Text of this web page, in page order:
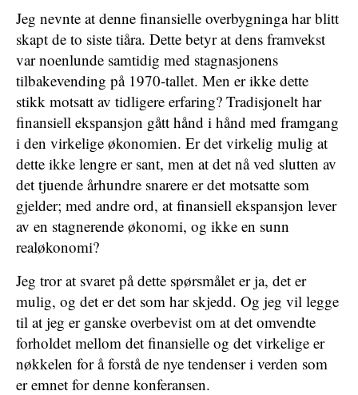
Jeg nevnte at denne finansielle overbygninga har blitt
skapt de to siste tiåra. Dette betyr at dens framvekst
var noenlunde samtidig med stagnasjonens
tilbakevending på 1970-tallet. Men er ikke dette
stikk motsatt av tidligere erfaring? Tradisjonelt har
finansiell ekspansjon gått hånd i hånd med framgang
i den virkelige økonomien. Er det virkelig mulig at
dette ikke lengre er sant, men at det nå ved slutten av
det tjuende århundre snarere er det motsatte som
gjelder; med andre ord, at finansiell ekspansjon lever
av en stagnerende økonomi, og ikke en sunn
realøkonomi?
Jeg tror at svaret på dette spørsmålet er ja, det er
mulig, og det er det som har skjedd. Og jeg vil legge
til at jeg er ganske overbevist om at det omvendte
forholdet mellom det finansielle og det virkelige er
nøkkelen for å forstå de nye tendenser i verden som
er emnet for denne konferansen.